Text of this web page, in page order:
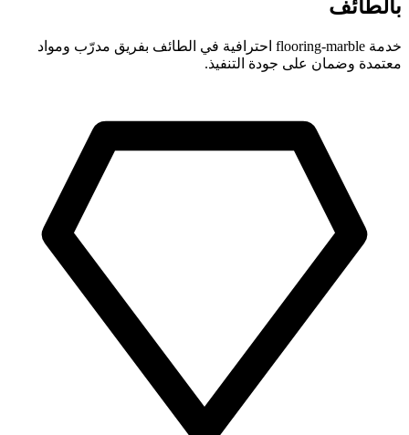
بالطائف
خدمة flooring-marble احترافية في الطائف بفريق مدرّب ومواد
معتمدة وضمان على جودة التنفيذ.